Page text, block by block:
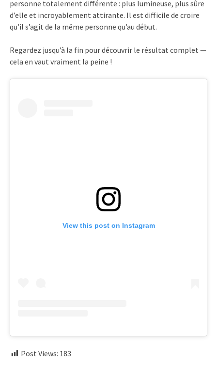
personne totalement différente : plus lumineuse, plus sûre
d’elle et incroyablement attirante. Il est difficile de croire
qu’il s’agit de la même personne qu’au début.
Regardez jusqu’à la fin pour découvrir le résultat complet —
cela en vaut vraiment la peine !
View this post on Instagram
Post Views: 183